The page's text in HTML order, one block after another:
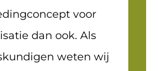
voor
dan ook. Als
weten wij